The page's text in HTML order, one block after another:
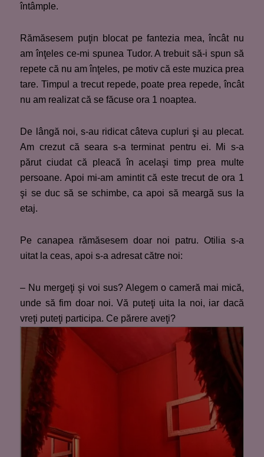
întâmple.
Rămăsesem puţin blocat pe fantezia mea, încât nu
am înţeles ce-mi spunea Tudor. A trebuit să-i spun să
repete că nu am înţeles, pe motiv că este muzica prea
tare. Timpul a trecut repede, poate prea repede, încât
nu am realizat că se făcuse ora 1 noaptea.
De lângă noi, s-au ridicat câteva cupluri şi au plecat.
Am crezut că seara s-a terminat pentru ei. Mi s-a
părut ciudat că pleacă în acelaşi timp prea multe
persoane. Apoi mi-am amintit că este trecut de ora 1
şi se duc să se schimbe, ca apoi să meargă sus la
etaj.
Pe canapea rămăsesem doar noi patru. Otilia s-a
uitat la ceas, apoi s-a adresat către noi:
– Nu mergeţi şi voi sus? Alegem o cameră mai mică,
unde să fim doar noi. Vă puteţi uita la noi, iar dacă
vreţi puteţi participa. Ce părere aveţi?